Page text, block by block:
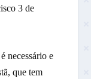
3 de
necessário e
que tem